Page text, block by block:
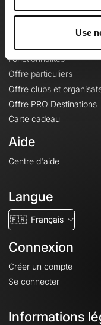
Use
Fonctionnalités
Offre particuliers
Offre clubs et
Offre PRO Destinations
Carte cadeau
Aide
Centre d'aide
Langue
🇫🇷 Français
Connexion
Créer un compte
Se connecter
Informations